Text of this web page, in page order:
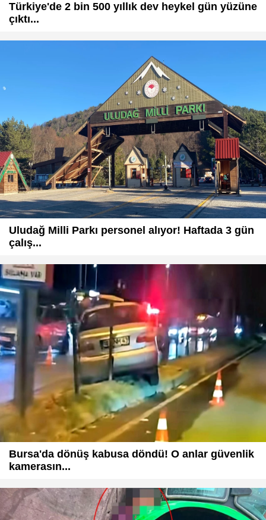
Türkiye'de 2 bin 500 yıllık dev heykel gün yüzüne
çıktı...
Uludağ Milli Parkı personel alıyor! Haftada 3 gün
çalış...
Bursa'da dönüş kabusa döndü! O anlar güvenlik
kamerasın...